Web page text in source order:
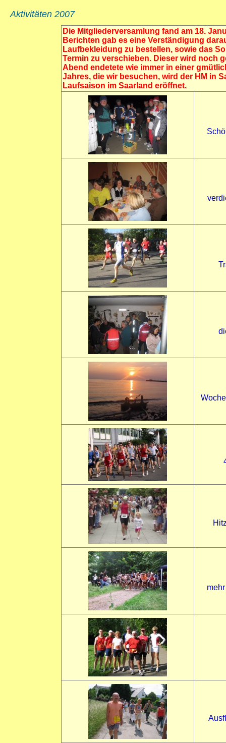
Aktivitäten 2007
Die Mitgliederversamlung fand am 18.
Berichten gab es eine Verständigung
Laufbekleidung zu bestellen, sowie das
Termin zu verschieben. Dieser wird noch
Abend endetete wie immer in einer
Jahres, die wir besuchen, wird der HM in
Laufsaison im Saarland eröffnet.